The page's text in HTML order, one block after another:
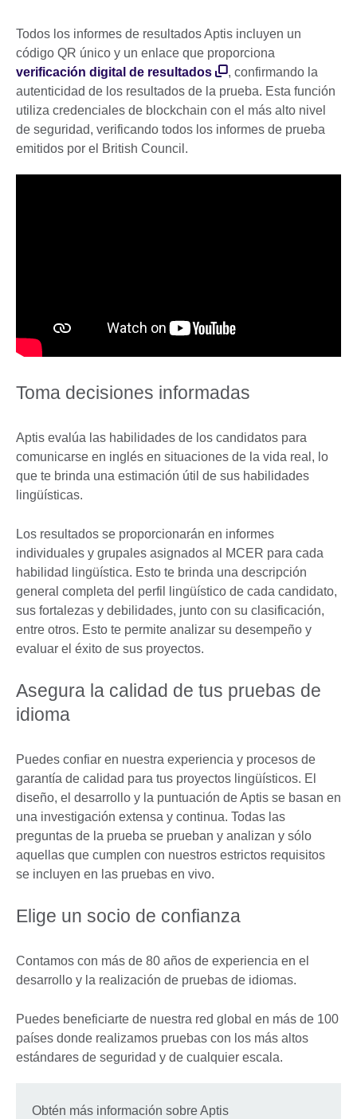
Todos los informes de resultados Aptis incluyen un
código QR único y un enlace que proporciona
verificación digital de resultados
, confirmando la
autenticidad de los resultados de la prueba. Esta función
utiliza credenciales de blockchain con el más alto nivel
de seguridad, verificando todos los informes de prueba
emitidos por el British Council.
Toma decisiones informadas
Aptis evalúa las habilidades de los candidatos para
comunicarse en inglés en situaciones de la vida real, lo
que te brinda una estimación útil de sus habilidades
lingüísticas.
Los resultados se proporcionarán en informes
individuales y grupales asignados al MCER para cada
habilidad lingüística. Esto te brinda una descripción
general completa del perfil lingüístico de cada candidato,
sus fortalezas y debilidades, junto con su clasificación,
entre otros. Esto te permite analizar su desempeño y
evaluar el éxito de sus proyectos.
Asegura la calidad de tus pruebas de
idioma
Puedes confiar en nuestra experiencia y procesos de
garantía de calidad para tus proyectos lingüísticos. El
diseño, el desarrollo y la puntuación de Aptis se basan en
una investigación extensa y continua. Todas las
preguntas de la prueba se prueban y analizan y sólo
aquellas que cumplen con nuestros estrictos requisitos
se incluyen en las pruebas en vivo.
Elige un socio de confianza
Contamos con más de 80 años de experiencia en el
desarrollo y la realización de pruebas de idiomas.
Puedes beneficiarte de nuestra red global en más de 100
países donde realizamos pruebas con los más altos
estándares de seguridad y de cualquier escala.
Obtén más información sobre Aptis